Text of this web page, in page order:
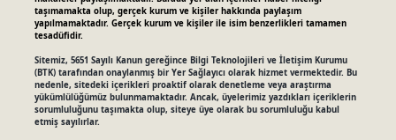
taşımamakta olup, gerçek kurum ve kişiler hakkında paylaşım
yapılmamaktadır. Gerçek kurum ve kişiler ile isim benzerlikleri tamamen
tesadüfidir.
Sitemiz, 5651 Sayılı Kanun gereğince Bilgi Teknolojileri ve İletişim Kurumu
(BTK) tarafından onaylanmış bir Yer Sağlayıcı olarak hizmet vermektedir. Bu
nedenle, sitedeki içerikleri proaktif olarak denetleme veya araştırma
yükümlülüğümüz bulunmamaktadır. Ancak, üyelerimiz yazdıkları içeriklerin
sorumluluğunu taşımakta olup, siteye üye olarak bu sorumluluğu kabul
etmiş sayılırlar.